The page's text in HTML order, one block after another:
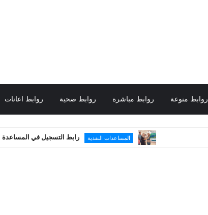
روابط منوعة روابط مباشرة روابط صحية روابط اعانات
المساعدات النقدية رابط التسجيل في المساعدة المالية بقيمة 1250 شيكل